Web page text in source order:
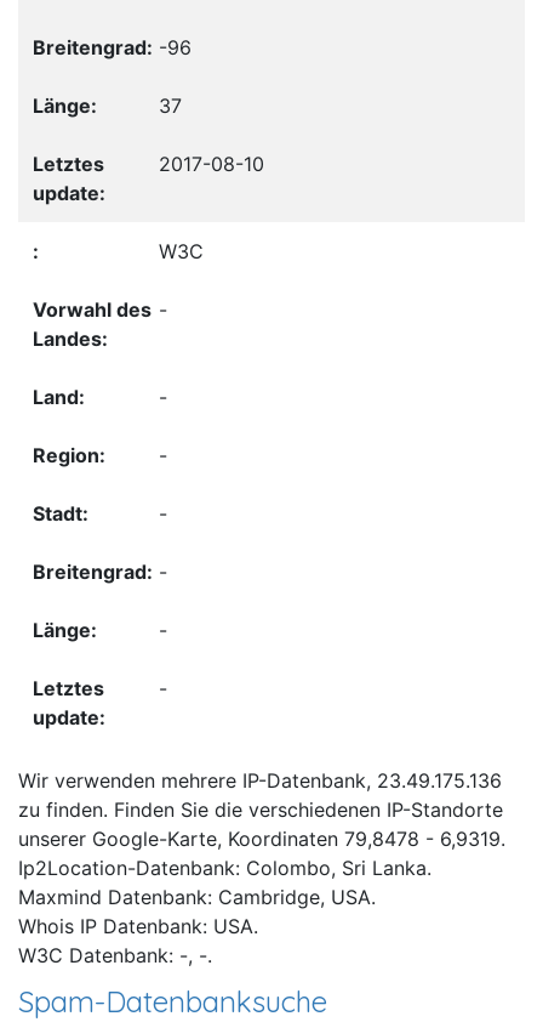
-96
37
2017-08-10
W3C
-
-
-
-
-
-
-
Wir verwenden mehrere IP-Datenbank, 23.49.175.136
zu finden. Finden Sie die verschiedenen IP-Standorte
unserer Google-Karte, Koordinaten 79,8478 - 6,9319.
Ip2Location-Datenbank: Colombo, Sri Lanka.
Maxmind Datenbank: Cambridge, USA.
Whois IP Datenbank: USA.
W3C Datenbank: -, -.
Spam-Datenbanksuche